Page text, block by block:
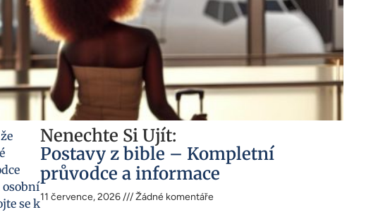
osobní
se k
Nenechte Si Ujít:
Postavy z bible – Kompletní
průvodce a informace
11 července, 2026 Žádné komentáře